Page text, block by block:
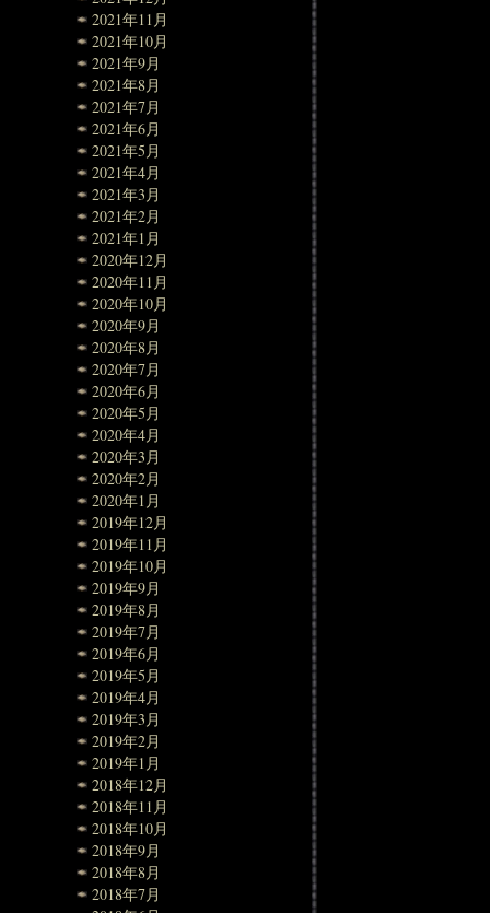
2021年11月
2021年10月
2021年9月
2021年8月
2021年7月
2021年6月
2021年5月
2021年4月
2021年3月
2021年2月
2021年1月
2020年12月
2020年11月
2020年10月
2020年9月
2020年8月
2020年7月
2020年6月
2020年5月
2020年4月
2020年3月
2020年2月
2020年1月
2019年12月
2019年11月
2019年10月
2019年9月
2019年8月
2019年7月
2019年6月
2019年5月
2019年4月
2019年3月
2019年2月
2019年1月
2018年12月
2018年11月
2018年10月
2018年9月
2018年8月
2018年7月